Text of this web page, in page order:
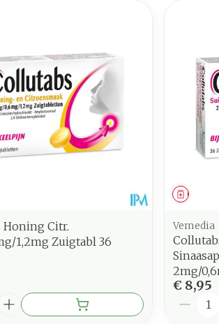
Honing Citr.
1,2mg Zuigtabl 36
Vemedia
2mg/
€ 8,95
Aantal